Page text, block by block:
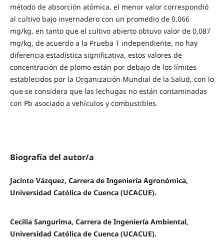
método de absorción atómica, el menor valor correspondió
al cultivo bajo invernadero con un promedio de 0,066
mg/kg, en tanto que el cultivo abierto obtuvo valor de 0,087
mg/kg, de acuerdo a la Prueba T independiente, no hay
diferencia estadística significativa, estos valores de
concentración de plomo están por debajo de los límites
establecidos por la Organización Mundial de la Salud, con lo
que se considera que las lechugas no están contaminadas
con Pb asociado a vehículos y combustibles.
Biografía del autor/a
Jacinto Vázquez, Carrera de Ingeniería Agronómica,
Universidad Católica de Cuenca (UCACUE).
Cecilia Sangurima, Carrera de Ingeniería Ambiental,
Universidad Católica de Cuenca (UCACUE).